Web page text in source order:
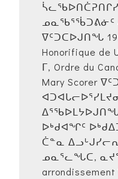
ᓄᓇᖃᕐᖄᑐᕕᓃᑦ
ᐁᑦᑐᑕᐅᒍᑎᖓ
Honorifique de
ᒥ, Ordre du
Mary Scorer
ᐅᒃᑯᐊᖏᑦ
ᑖᓐᓇ
ᓄᓇᕐᓚᖓᑕ,